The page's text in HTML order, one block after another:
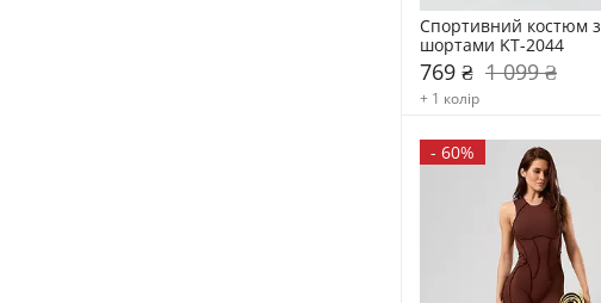
Спортивний костюм з
шортами KT-2044
769 ₴ 1 099 ₴
+ 1 колір
- 60%